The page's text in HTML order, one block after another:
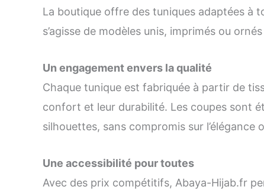
La boutique offre des tuniques adaptées à
s’agisse de modèles unis, imprimés ou
Un engagement envers la qualité
Chaque tunique est fabriquée à partir de
confort et leur durabilité. Les coupes sont
silhouettes, sans compromis sur l’élégance
Une accessibilité pour toutes
Avec des prix compétitifs, Abaya-Hijab.fr